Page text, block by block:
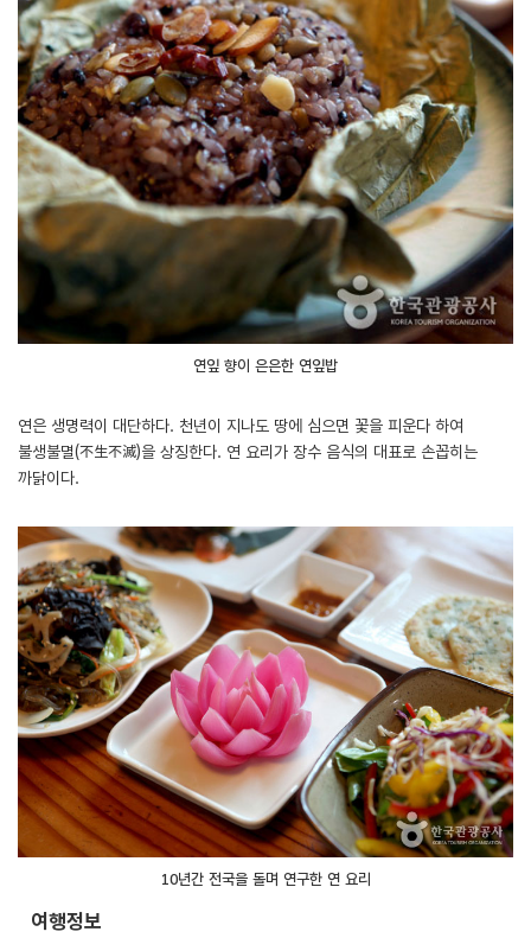
연잎 향이 은은한 연잎밥
연은 생명력이 대단하다. 천년이 지나도 땅에 심으면 꽃을 피운다 하여
불생불멸(不生不滅)을 상징한다. 연 요리가 장수 음식의 대표로 손꼽히는
까닭이다.
10년간 전국을 돌며 연구한 연 요리
여행정보